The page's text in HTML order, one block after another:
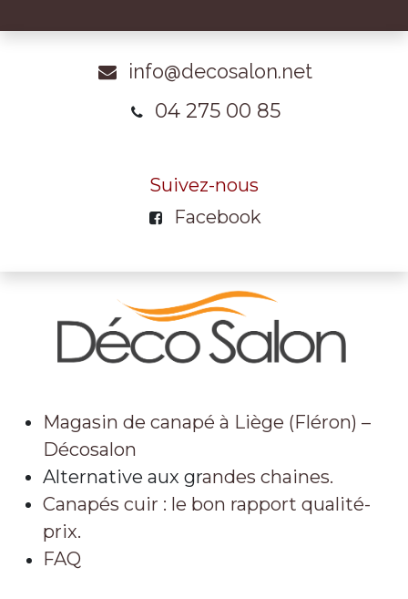
info@decosalon.net
04 275 00 85
Suivez-nous
Facebook
Magasin de canapé à Liège (Fléron) –
Décosalon
Alternative aux grandes chaines.
Canapés cuir : le bon rapport qualité-
prix.
FAQ